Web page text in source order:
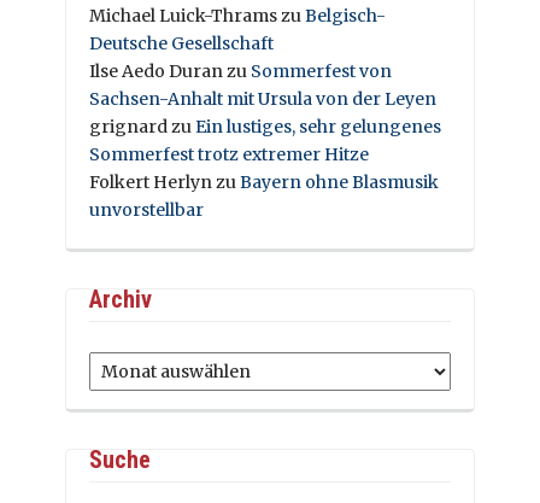
Michael Luick-ThramszuBelgisch-
Deutsche Gesellschaft
Ilse Aedo Duranzu Sommerfest von
Sachsen-Anhalt mit Ursula von der Leyen
grignardzuEin lustiges, sehr gelungenes
Sommerfest trotz extremer Hitze
Folkert HerlynzuBayern ohne Blasmusik
unvorstellbar
Archiv
Archiv
Suche